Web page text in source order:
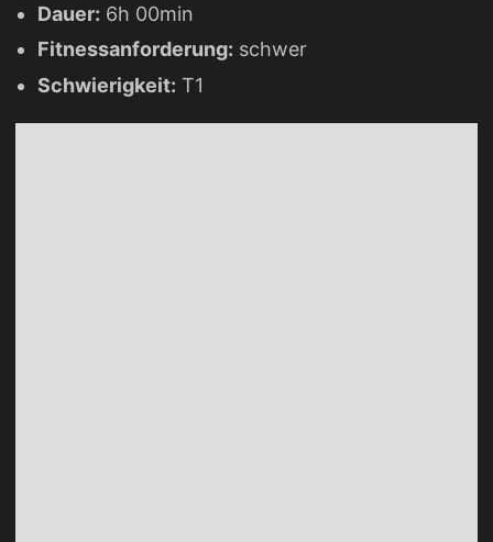
Dauer: 6h 00min
Fitnessanforderung: schwer
Schwierigkeit: T1